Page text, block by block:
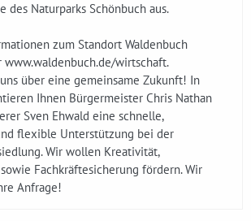
des Naturparks Schönbuch aus.
zum Standort Waldenbuch
wirtschaft.
über eine gemeinsame Zukunft! In
Ihnen Bürgermeister Chris Nathan
Sven Ehwald eine schnelle,
flexible Unterstützung bei der
Wir wollen Kreativität,
Fachkräftesicherung fördern. Wir
Anfrage!